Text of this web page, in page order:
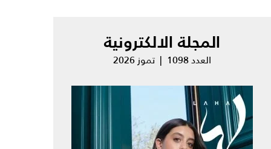
المجلة الالكترونية
العدد 1098 | تموز 2026